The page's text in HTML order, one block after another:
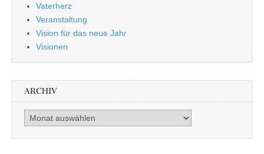
Vaterherz
Veranstaltung
Vision für das neue Jahr
Visionen
ARCHIV
Archiv